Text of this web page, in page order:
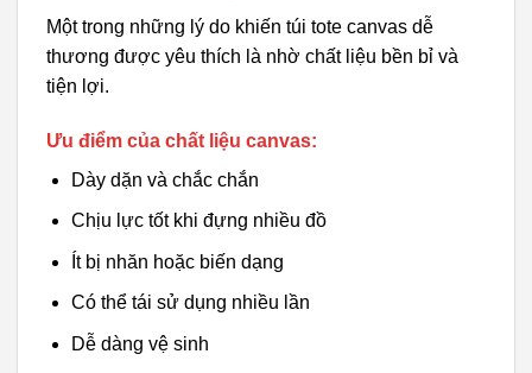
Một trong những lý do khiến túi tote canvas dễ
thương được yêu thích là nhờ chất liệu bền bỉ và
tiện lợi.
Ưu điểm của chất liệu canvas:
Dày dặn và chắc chắn
Chịu lực tốt khi đựng nhiều đồ
Ít bị nhăn hoặc biến dạng
Có thể tái sử dụng nhiều lần
Dễ dàng vệ sinh